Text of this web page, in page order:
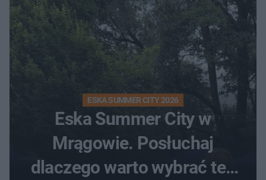
ESKA SUMMER CITY 2026
Eska Summer City w
Mrągowie. Posłuchaj
dlaczego warto wybrać ten